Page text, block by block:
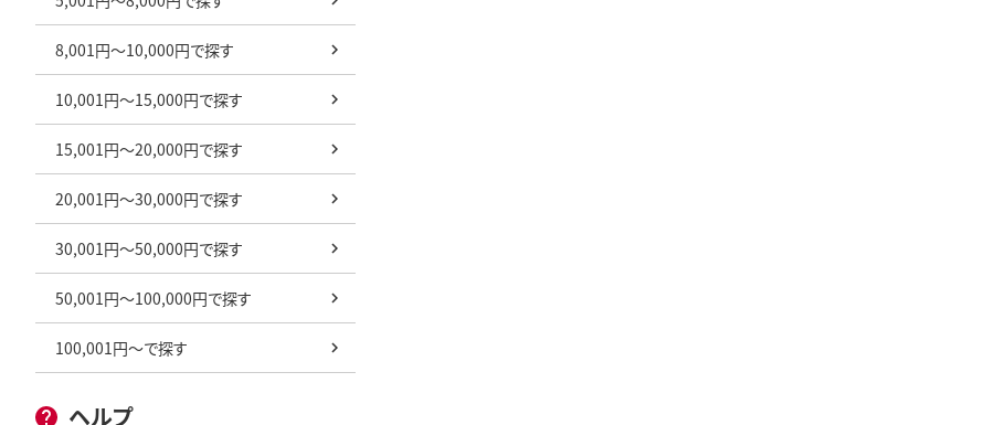
8,001円～10,000円で探す
10,001円～15,000円で探す
15,001円～20,000円で探す
20,001円～30,000円で探す
30,001円～50,000円で探す
50,001円～100,000円で探す
100,001円～で探す
ヘルプ